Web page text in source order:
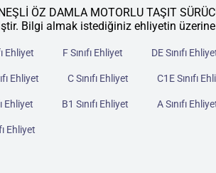
ÖZ DAMLA MOTORLU TAŞIT
Bilgi almak istediğiniz ehliyetin
Ehliyet F Sınıfı Ehliyet DE Sınıfı
Ehliyet C Sınıfı Ehliyet C1E Sınıfı
Ehliyet B1 Sınıfı Ehliyet A Sınıfı
Ehliyet